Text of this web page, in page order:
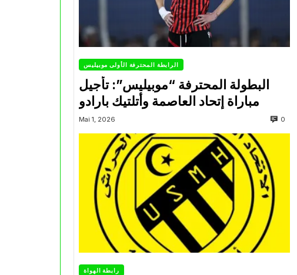
الرابطة المحترفة الأولى موبيليس
البطولة المحترفة “موبيليس”: تأجيل
مباراة إتحاد العاصمة وأتلتيك بارادو
Mai 1, 2026 0
رابطة الهواة